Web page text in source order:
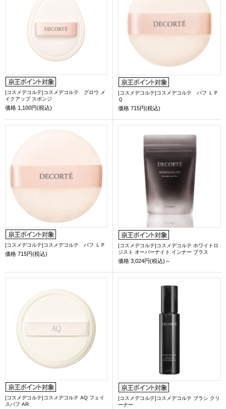
[コスメデコルテ]コスメデコルテ グロウ メ
イクアップ スポンジ
価格 1,100円(税込)
[コスメデコルテ]コスメデコルテ パフ ＬＰ
Ｑ
価格 715円(税込)
[コスメデコルテ]コスメデコルテ パフ ＬＰ
価格 715円(税込)
[コスメデコルテ]コスメデコルテ ホワイトロ
ジスト オーバーナイト インナー プラス
価格 3,024円(税込)～
[コスメデコルテ]コスメデコルテ AQ フェイ
スパフ AR
[コスメデコルテ]コスメデコルテ ブラシ クリ
ーナー